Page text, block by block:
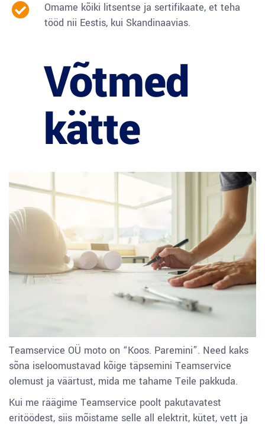
Omame kõiki litsentse ja sertifikaate, et teha
tööd nii Eestis, kui Skandinaavias.
Võtmed
kätte
Teamservice OÜ moto on “Koos. Paremini”. Need kaks
sõna iseloomustavad kõige täpsemini Teamservice
olemust ja väärtust, mida me tahame Teile pakkuda.
Kui me räägime Teamservice poolt pakutavatest
eritöödest, siis mõistame selle all elektrit, kütet, vett ja